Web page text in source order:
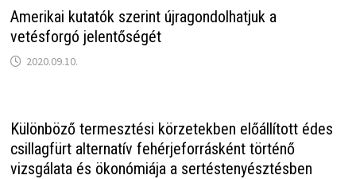
Amerikai kutatók szerint újragondolhatjuk a
vetésforgó jelentőségét
2020.09.10.
Különböző termesztési körzetekben előállított édes
csillagfürt alternatív fehérjeforrásként történő
vizsgálata és ökonómiája a sertéstenyésztésben